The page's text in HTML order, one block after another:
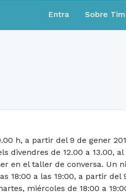
Entra Sobre
h, a partir del 9 de gener
divendres de 12.00 a 13.00,
en el taller de conversa. Un
18:00 a las 19:00, a partir del
miércoles de 18:00 a